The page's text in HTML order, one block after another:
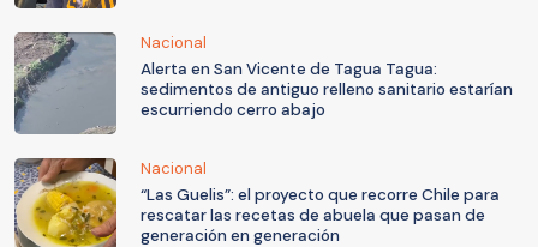
Nacional
Alerta en San Vicente de Tagua Tagua:
sedimentos de antiguo relleno sanitario estarían
escurriendo cerro abajo
Nacional
“Las Guelis”: el proyecto que recorre Chile para
rescatar las recetas de abuela que pasan de
generación en generación